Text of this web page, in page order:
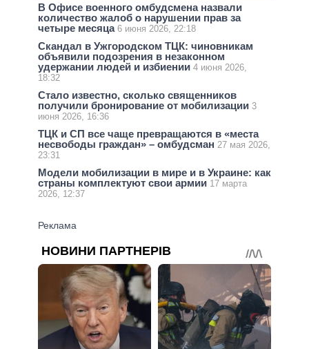
В Офисе военного омбудсмена назвали
количество жалоб о нарушении прав за
четыре месяца 6 июня 2026, 22:18
Скандал в Ужгородском ТЦК: чиновникам
объявили подозрения в незаконном
удержании людей и избиении 4 июня 2026,
18:32
Стало известно, сколько священников
получили бронирование от мобилизации 3
июня 2026, 16:36
ТЦК и СП все чаще превращаются в «места
несвободы граждан» – омбудсман 27 мая 2026,
23:31
Модели мобилизации в мире и в Украине: как
страны комплектуют свои армии 17 марта
2026, 12:37